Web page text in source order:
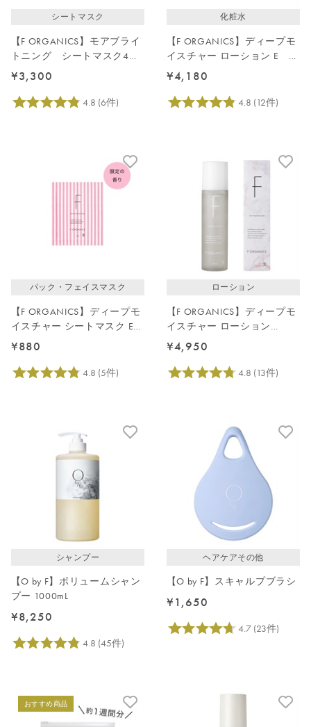
シートマスク
【F ORGANICS】モアブライ
トニング シートマスク4枚
入り
¥3,300
化粧水
【F ORGANICS】ディープモ
イスチャー ローション E レ
イユールデルブの香り
¥4,180
パック・フェイスマスク
【F ORGANICS】ディープモ
イスチャー シートマスク E
レイユールデルブの香り
¥880
ローション
【F ORGANICS】ディープモ
イスチャー ローション
200mL（大容量）
¥4,950
シャンプー
【O by F】ボリュームシャン
プー 1000mL
¥8,250
ヘアケアその他
【O by F】スキャルプブラシ
¥1,650
おすすめ商品